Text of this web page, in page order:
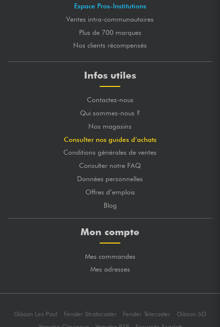
Espace Pros-Institutions
Ventes intra-communautaires
Plus de 700 marques
Nos clients récompensés
Infos utiles
Contactez-nous
Qui sommes-nous ?
Nos magasins
Consulter nos guides d’achats
Conditions générales de ventes
Consulter notre FAQ
Données personnelles
Offres d’emplois
Blog
Mon compte
Mes commandes
Mes adresses
Gibson Les Paul Fender Stratocaster Fender Telecaster
Gibson SG